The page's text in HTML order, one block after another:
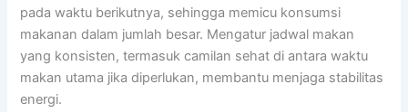
pada waktu berikutnya, sehingga memicu konsumsi
makanan dalam jumlah besar. Mengatur jadwal makan
yang konsisten, termasuk camilan sehat di antara waktu
makan utama jika diperlukan, membantu menjaga stabilitas
energi.